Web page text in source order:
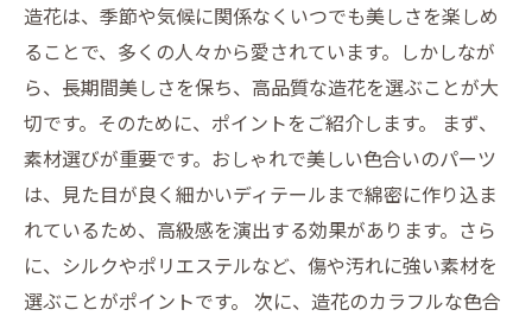
造花は、季節や気候に関係なくいつでも美しさを楽しめ
ることで、多くの人々から愛されています。しかしなが
ら、長期間美しさを保ち、高品質な造花を選ぶことが大
切です。そのために、ポイントをご紹介します。 まず、
素材選びが重要です。おしゃれで美しい色合いのパーツ
は、見た目が良く細かいディテールまで綿密に作り込ま
れているため、高級感を演出する効果があります。さら
に、シルクやポリエステルなど、傷や汚れに強い素材を
選ぶことがポイントです。 次に、造花のカラフルな色合